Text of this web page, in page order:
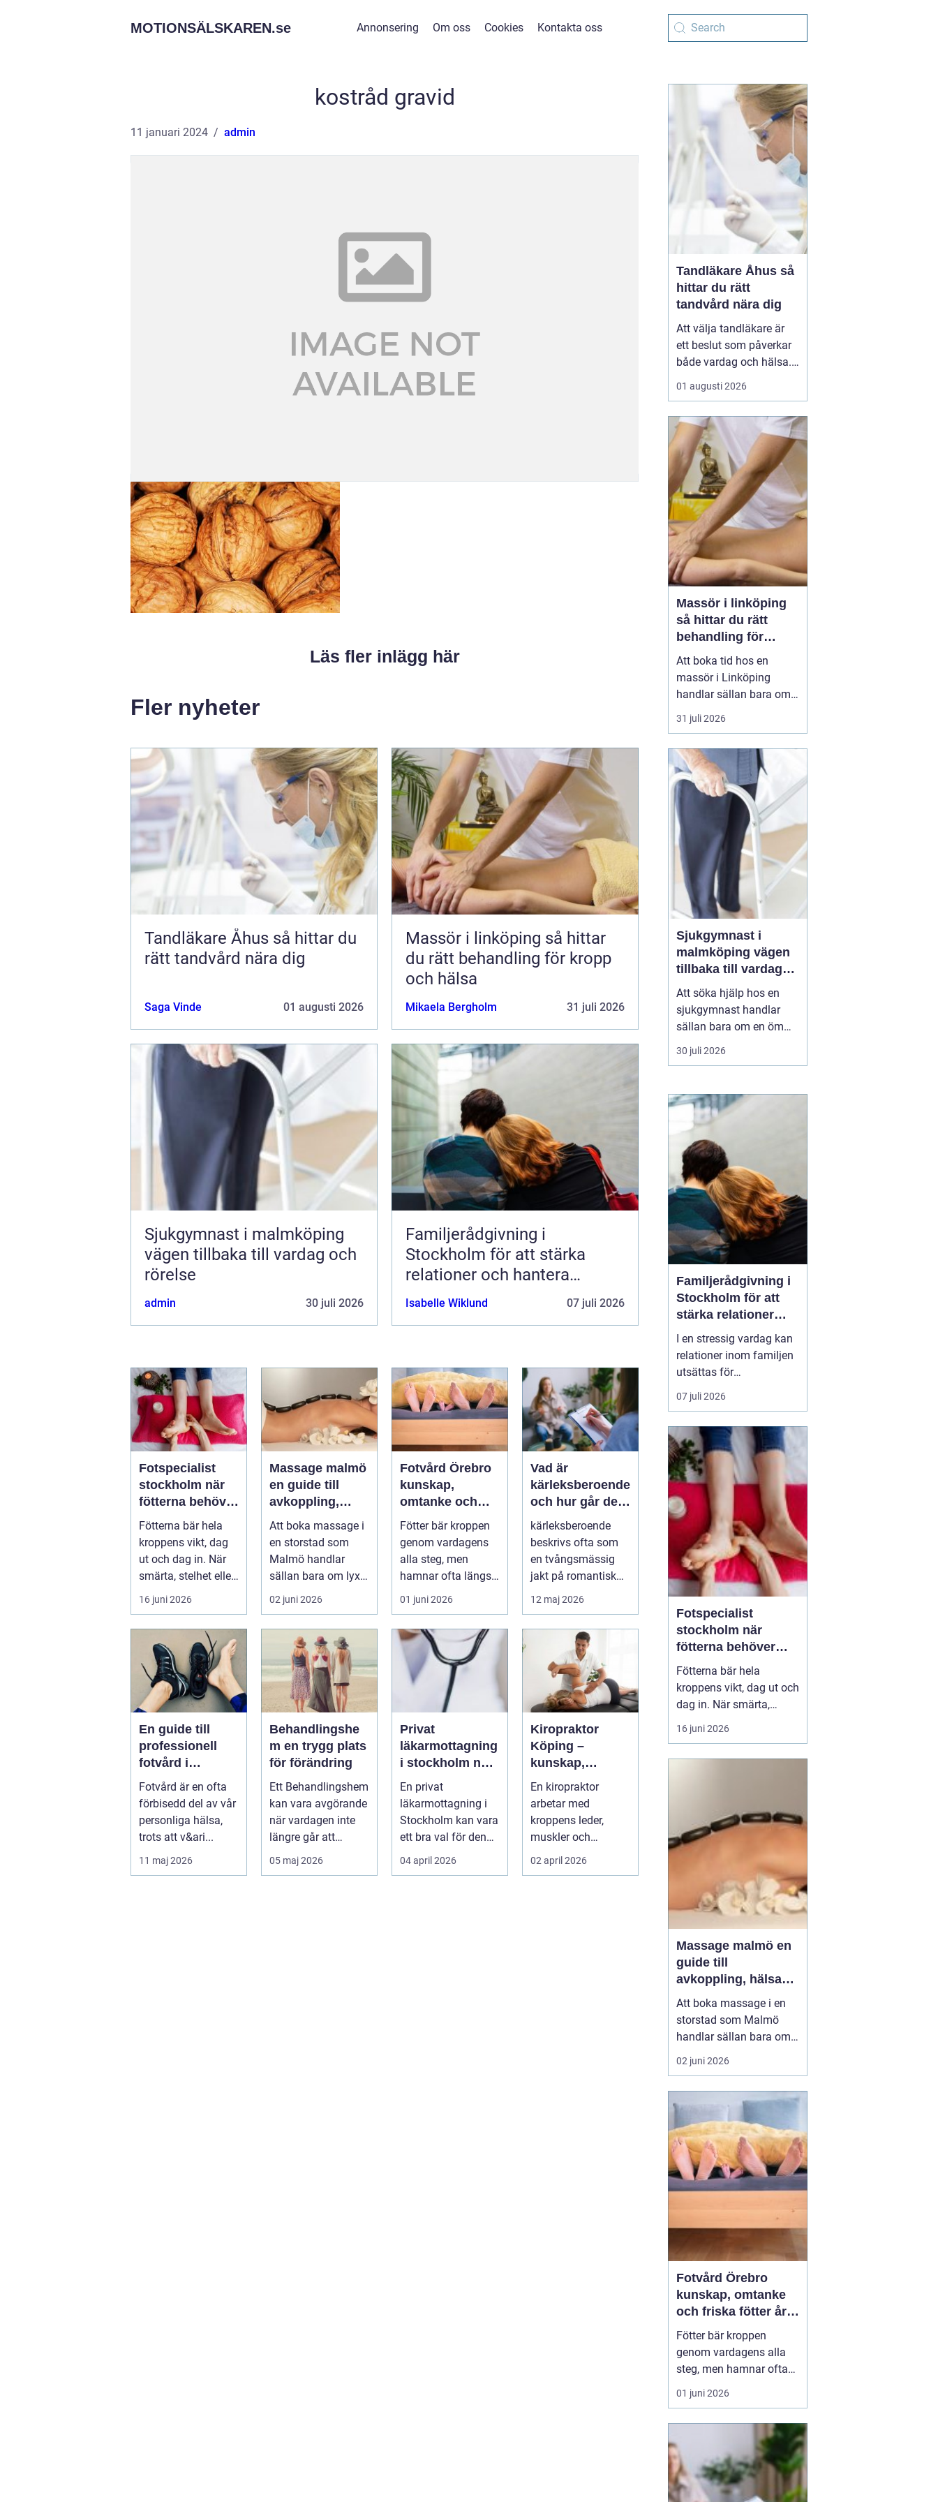
MOTIONSÄLSKAREN.se Annonsering Om oss Cookies Kontakta oss
kostråd gravid
11 januari 2024 admin
Läs fler inlägg här
Fler nyheter
Tandläkare Åhus så hittar du
rätt tandvård nära dig
Saga Vinde 01 augusti 2026
Massör i linköping så hittar
du rätt behandling för kropp
och hälsa
Mikaela Bergholm 31 juli 2026
Sjukgymnast i malmköping
vägen tillbaka till vardag och
rörelse
admin 30 juli 2026
Familjerådgivning i
Stockholm för att stärka
relationer och hantera
utmaningar
Isabelle Wiklund 07 juli 2026
Fotspecialist
stockholm när
fötterna behöver
mer än vila
Fötterna bär hela
kroppens vikt, dag
ut och dag in. När
smärta, stelhet eller
felställningar
uppstår...
16 juni 2026
Massage malmö
en guide till
avkoppling,
hälsa och
välmående
Att boka massage i
en storstad som
Malmö handlar
sällan bara om lyx.
För många är det ett
sätt att h...
02 juni 2026
Fotvård Örebro
kunskap,
omtanke och
friska fötter året
Fötter bär kroppen
genom vardagens
alla steg, men
hamnar ofta längst
ner på
prioriteringslistan.
Mån...
01 juni 2026
Vad är
kärleksberoende
och hur går det
att bryta
mönstret?
kärleksberoende
beskrivs ofta som
en tvångsmässig
jakt på romantisk
kärlek, närhet eller
bekräftelse...
12 maj 2026
En guide till
professionell
fotvård i
Helsingborg
Fotvård är en ofta
förbisedd del av vår
personliga hälsa,
trots att v&ari...
11 maj 2026
Behandlingshe
m en trygg plats
för förändring
Ett Behandlingshem
kan vara avgörande
när vardagen inte
längre går att
hantera på egen
hand. För mån...
05 maj 2026
Privat
läkarmottagning
i stockholm när
du vill ha tid,
trygghet och
specialistvård
En privat
läkarmottagning i
Stockholm kan vara
ett bra val för den
som vill träffa en
erfaren specia...
04 april 2026
Kiropraktor
Köping –
kunskap,
trygghet och
behandling som
gör skillnad
En kiropraktor
arbetar med
kroppens leder,
muskler och
nervsystem för att
minska smärta, f...
02 april 2026
Tandläkare Åhus så
hittar du rätt
tandvård nära dig
Att välja tandläkare är
ett beslut som påverkar
både vardag och hälsa.
Den som söker
tandläkare åhus
som lagar hål. En trygg
kontakt, rimliga
väntetider och en lugn
miljö ...
01 augusti 2026
Massör i linköping
så hittar du rätt
behandling för
kropp och hälsa
Att boka tid hos en
massör i Linköping
handlar sällan bara om
att unna sig något skönt.
För många är massage
vardagen för att orka
arbeta, träna och leva ett
aktivt liv utan ständig
värk. En genomtänkt
massage kan minska
spänningar...
31 juli 2026
Sjukgymnast i
malmköping vägen
tillbaka till vardag
och rörelse
Att söka hjälp hos en
sjukgymnast handlar
sällan bara om en öm
muskel eller en stel
nacke. För många
kunna arbeta, orka med
vardagen, fortsätta med
sin idrott eller behålla
självständighet efter en
skada eller sjukdom. I en
mindre ...
30 juli 2026
Familjerådgivning i
Stockholm för att
stärka relationer
och hantera
utmaningar
I en stressig vardag kan
relationer inom familjen
utsättas för
påfrestningar och
konflikter.
Stockholm erbjuder stöd
och verktyg för a...
07 juli 2026
Fotspecialist
stockholm när
fötterna behöver
mer än vila
Fötterna bär hela
kroppens vikt, dag ut och
dag in. När smärta,
stelhet eller
felställningar uppstår
väntar länge innan de
söker hjälp, trots att tidig
utre...
16 juni 2026
Massage malmö en
guide till
avkoppling, hälsa
och välmående
Att boka massage i en
storstad som Malmö
handlar sällan bara om
lyx. För många är det ett
sätt att hantera
långvarig smärta eller
stress som aldrig verkar
ge med sig. Samtidigt
växer intresset för både
klassisk svensk
massage och...
02 juni 2026
Fotvård Örebro
kunskap, omtanke
och friska fötter året
runt
Fötter bär kroppen
genom vardagens alla
steg, men hamnar ofta
längst ner på
prioriteringslistan.
när problemen redan gör
ont, skaver eller
begränsar vardagen.
Medgenomtänkt fotvård
01 juni 2026